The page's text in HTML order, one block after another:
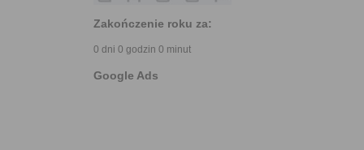
Zakończenie roku za:
0 dni 0 godzin 0 minut
Google Ads